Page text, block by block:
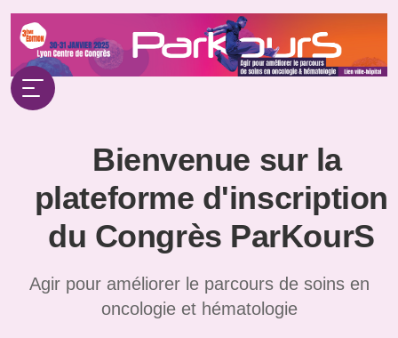
Bienvenue sur la
plateforme d'inscription
du Congrès ParKourS
Agir pour améliorer le parcours de soins en
oncologie et hématologie